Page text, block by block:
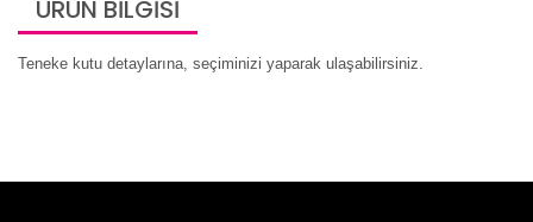
ÜRÜN BİLGİSİ
Teneke kutu detaylarına, seçiminizi yaparak ulaşabilirsiniz.